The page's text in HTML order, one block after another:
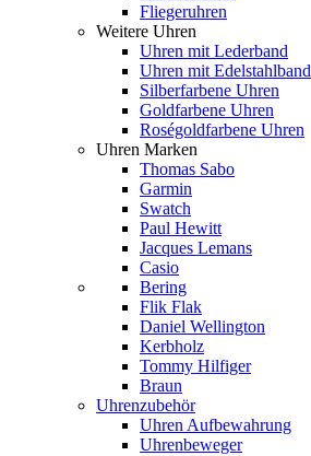
Fliegeruhren
Weitere Uhren
Uhren mit Lederband
Uhren mit Edelstahlband
Silberfarbene Uhren
Goldfarbene Uhren
Roségoldfarbene Uhren
Uhren Marken
Thomas Sabo
Garmin
Swatch
Paul Hewitt
Jacques Lemans
Casio
Bering
Flik Flak
Daniel Wellington
Kerbholz
Tommy Hilfiger
Braun
Uhrenzubehör
Uhren Aufbewahrung
Uhrenbeweger